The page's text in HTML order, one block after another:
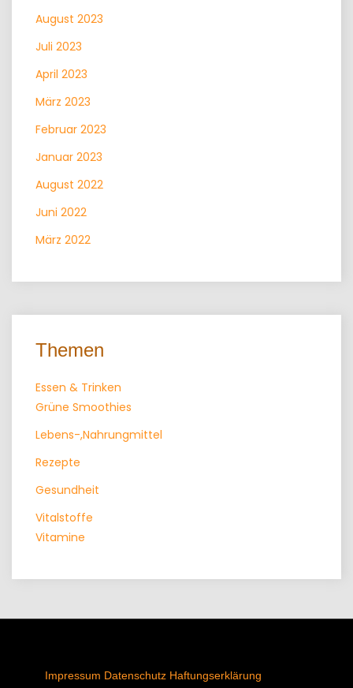
August 2023
Juli 2023
April 2023
März 2023
Februar 2023
Januar 2023
August 2022
Juni 2022
März 2022
Themen
Essen & Trinken
Grüne Smoothies
Lebens-,Nahrungmittel
Rezepte
Gesundheit
Vitalstoffe
Vitamine
Impressum Datenschutz Haftungserklärung